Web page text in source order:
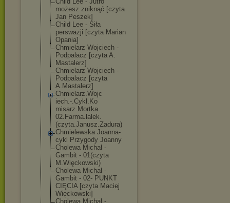
możesz zniknąć [czyta
Jan Peszek]
Child Lee - Siła
perswazji [czyta Marian
Opania]
Chmielarz Wojciech -
Podpalacz [czyta A.
Mastalerz]
Chmielarz Wojciech -
Podpalacz [czyta
A.Mastalerz]
Chmielarz.Wojc
iech.-.Cykl.Ko
misarz.Mortka.
02.Farma.lalek.
(czyta.Janusz.Zadura)
Chmielewska Joanna-
cykl Przygody Joanny
Cholewa Michał -
Gambit - 01(czyta
M.Więckowski)
Cholewa Michał -
Gambit - 02- PUNKT
CIĘCIA [czyta Maciej
Więckowski]
Cholewa Michał -